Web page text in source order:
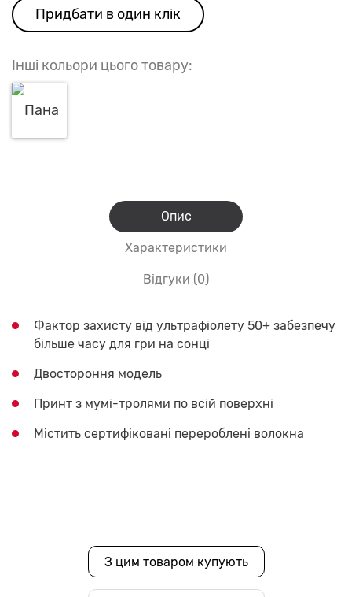
Придбати в один клік
Інші кольори цього товару:
Опис
Характеристики
Відгуки (0)
Фактор захисту від ультрафіолету 50+ забезпечу
більше часу для гри на сонці
Двостороння модель
Принт з мумі-тролями по всій поверхні
Містить сертифіковані перероблені волокна
З цим товаром купують